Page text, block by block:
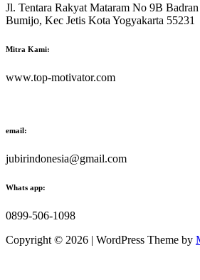
Jl. Tentara Rakyat Mataram No 9B
Bumijo, Kec Jetis Kota Yogyakarta 55231
Mitra Kami:
www.top-motivator.com
email:
jubirindonesia@gmail.com
Whats app:
0899-506-1098
Copyright © 2026 | WordPress Theme by